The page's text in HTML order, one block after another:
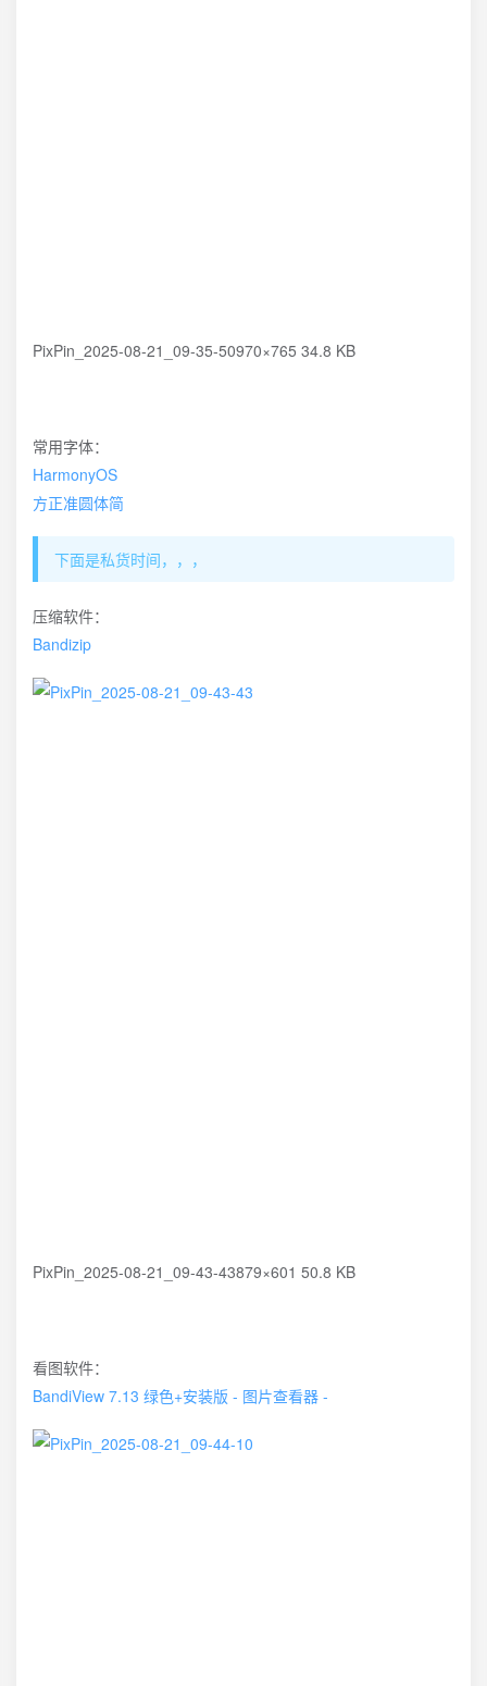
PixPin_2025-08-21_09-35-50970×765 34.8 KB
常用字体：
HarmonyOS
方正准圆体简
下面是私货时间，，，
压缩软件：
Bandizip
PixPin_2025-08-21_09-43-43879×601 50.8 KB
看图软件：
BandiView 7.13 绿色+安装版 - 图片查看器 -